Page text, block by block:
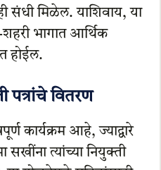
संधी मिळेल. याशिवाय, या
शहरी भागात आर्थिक
होईल.
पत्रांचे वितरण
कार्यक्रम आहे, ज्याद्वारे
सखींना त्यांच्या नियुक्ती